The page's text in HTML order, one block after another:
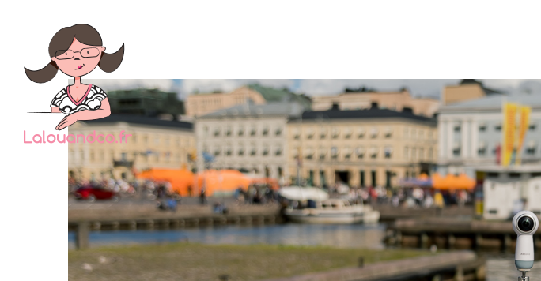
Si vous êtes comme moi, la
vous parler. Monsieur
des sites web, s’est mis à me